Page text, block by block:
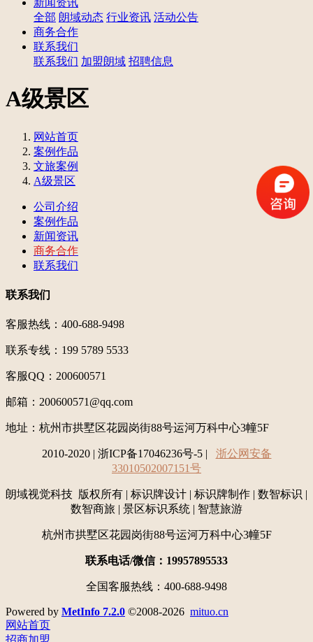
新闻资讯
全部 朗域动态 行业资讯 活动公告
商务合作
联系我们
联系我们 加盟朗域 招聘信息
A级景区
网站首页
案例作品
文旅案例
A级景区
公司介绍
案例作品
新闻资讯
商务合作
联系我们
联系我们
客服热线：400-688-9498
联系专线：199 5789 5533
客服QQ：200600571
邮箱：200600571@qq.com
地址： 杭州市拱墅区花园岗街88号运河万科中心3幢5F
2010-2020 | 浙ICP备17046236号-5 |
浙公网安备
33010502007151号
朗域视觉科技 版权所有 | 标识牌设计 | 标识牌制作 | 数智标识 |
数智商旅 | 景区标识系统 | 智慧旅游
杭州市拱墅区花园岗街88号运河万科中心3幢5F
联系电话/微信：19957895533
全国客服热线：400-688-9498
Powered by MetInfo 7.2.0 ©2008-2026 mituo.cn
网站首页